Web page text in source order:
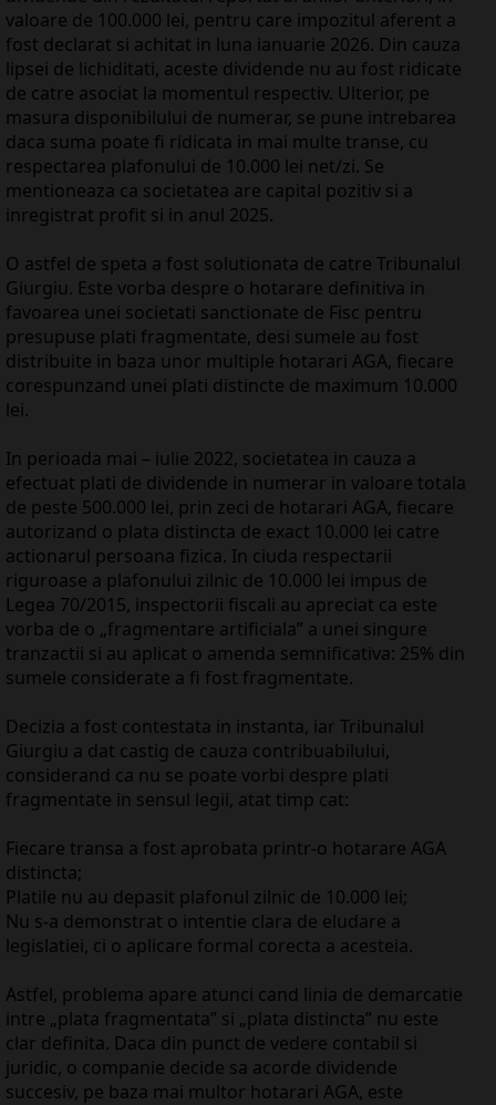
valoare de 100.000 lei, pentru care impozitul aferent a
fost declarat si achitat in luna ianuarie 2026. Din cauza
lipsei de lichiditati, aceste dividende nu au fost ridicate
de catre asociat la momentul respectiv. Ulterior, pe
masura disponibilului de numerar, se pune intrebarea
daca suma poate fi ridicata in mai multe transe, cu
respectarea plafonului de 10.000 lei net/zi. Se
mentioneaza ca societatea are capital pozitiv si a
inregistrat profit si in anul 2025.
O astfel de speta a fost solutionata de catre Tribunalul
Giurgiu. Este vorba despre o hotarare definitiva in
favoarea unei societati sanctionate de Fisc pentru
presupuse plati fragmentate, desi sumele au fost
distribuite in baza unor multiple hotarari AGA, fiecare
corespunzand unei plati distincte de maximum 10.000
lei.
In perioada mai – iulie 2022, societatea in cauza a
efectuat plati de dividende in numerar in valoare totala
de peste 500.000 lei, prin zeci de hotarari AGA, fiecare
autorizand o plata distincta de exact 10.000 lei catre
actionarul persoana fizica. In ciuda respectarii
riguroase a plafonului zilnic de 10.000 lei impus de
Legea 70/2015, inspectorii fiscali au apreciat ca este
vorba de o „fragmentare artificiala” a unei singure
tranzactii si au aplicat o amenda semnificativa: 25% din
sumele considerate a fi fost fragmentate.
Decizia a fost contestata in instanta, iar Tribunalul
Giurgiu a dat castig de cauza contribuabilului,
considerand ca nu se poate vorbi despre plati
fragmentate in sensul legii, atat timp cat:
Fiecare transa a fost aprobata printr-o hotarare AGA
distincta;
Platile nu au depasit plafonul zilnic de 10.000 lei;
Nu s-a demonstrat o intentie clara de eludare a
legislatiei, ci o aplicare formal corecta a acesteia.
Astfel, problema apare atunci cand linia de demarcatie
intre „plata fragmentata” si „plata distincta” nu este
clar definita. Daca din punct de vedere contabil si
juridic, o companie decide sa acorde dividende
succesiv, pe baza mai multor hotarari AGA, este